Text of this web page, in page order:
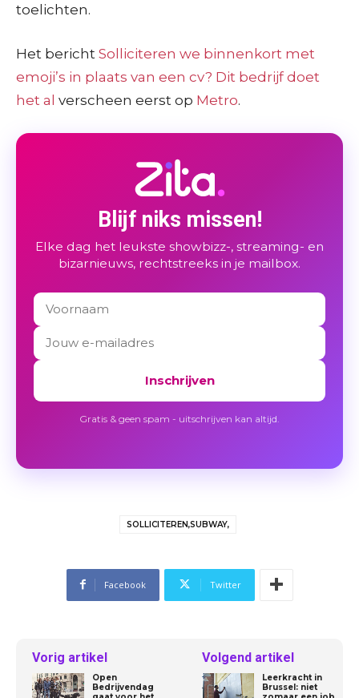
toelichten.
Het bericht Solliciteren we binnenkort met
emoji’s in plaats van een cv? Dit bedrijf doet
het al verscheen eerst op Metro.
Blijf niks missen!
Elke dag het leukste showbizz-, streaming- en
bizarnieuws, rechtstreeks in je mailbox.
Inschrijven
Gratis & geen spam - uitschrijven kan altijd.
SOLLICITEREN,SUBWAY,
Facebook Twitter
Vorig artikel
Open
Bedrijvendag
Volgend artikel
Leerkracht in
Brussel: niet